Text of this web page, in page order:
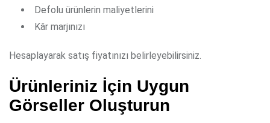
Defolu ürünlerin maliyetlerini
Kâr marjınızı
Hesaplayarak satış fiyatınızı belirleyebilirsiniz.
Ürünleriniz İçin Uygun
Görseller Oluşturun